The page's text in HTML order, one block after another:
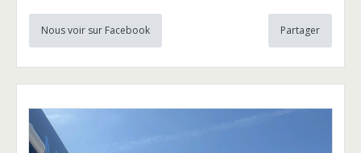
Nous voir sur Facebook Partager